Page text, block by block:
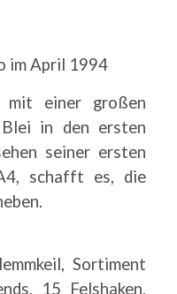
im April 1994
mit einer großen
in den ersten
seiner ersten
schafft es, die
Sortiment
15 Felshaken,